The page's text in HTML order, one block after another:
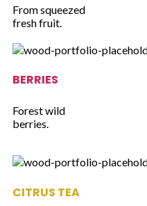
From squeezed
fresh fruit.
BERRIES
Forest wild
berries.
CITRUS TEA